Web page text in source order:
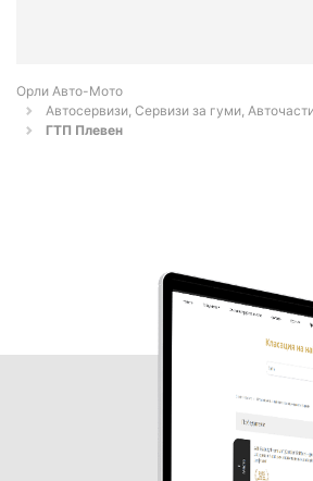
Орли Aвто-Mото
Автосервизи, Сервизи за гуми,
ГТП Плевен